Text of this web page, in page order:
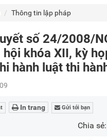
Thông tin lập pháp
số 24/2008/
hội khóa XII, kỳ
hành luật thi
In trang Gửi tới bạn
Chia sẻ: